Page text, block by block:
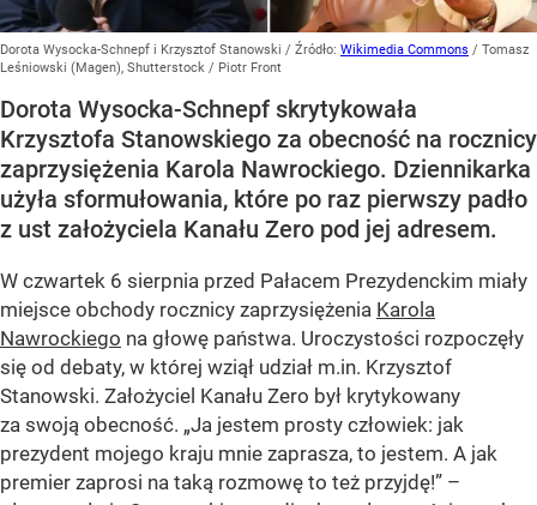
Dorota Wysocka-Schnepf i Krzysztof Stanowski / Źródło: Wikimedia Commons / Tomasz
Leśniowski (Magen), Shutterstock / Piotr Front
Dorota Wysocka-Schnepf skrytykowała
Krzysztofa Stanowskiego za obecność na rocznicy
zaprzysiężenia Karola Nawrockiego. Dziennikarka
użyła sformułowania, które po raz pierwszy padło
z ust założyciela Kanału Zero pod jej adresem.
W czwartek 6 sierpnia przed Pałacem Prezydenckim miały
miejsce obchody rocznicy zaprzysiężenia Karola
Nawrockiego na głowę państwa. Uroczystości rozpoczęły
się od debaty, w której wziął udział m.in. Krzysztof
Stanowski. Założyciel Kanału Zero był krytykowany
za swoją obecność. „Ja jestem prosty człowiek: jak
prezydent mojego kraju mnie zaprasza, to jestem. A jak
premier zaprosi na taką rozmowę to też przyjdę!” –